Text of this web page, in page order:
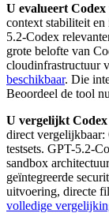
U evalueert
context stabiliteit
5.2-Codex
grote belofte van
cloudinfrastructuur
beschikbaar. Die
Beoordeel de tool
U vergelijkt
direct
testsets. GPT-5.2-
sandbox
geïntegreerde
uitvoering, directe
volledige